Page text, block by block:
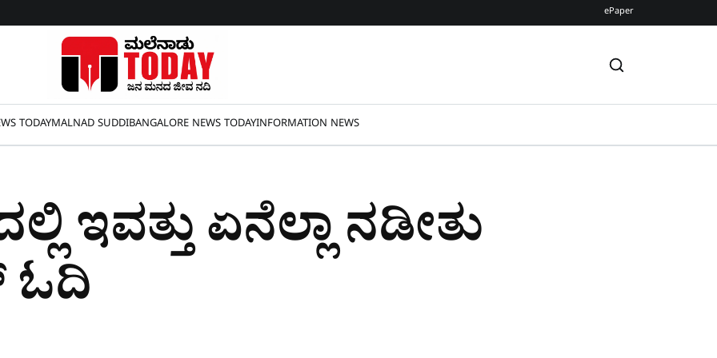
ePaper
TODAYMALNAD SUDDIBANGALORE NEWS TODAYINFORMATION NEWS
ಇವತ್ತು ಏನೆಲ್ಲಾ ನಡೀತು
ಓದಿ